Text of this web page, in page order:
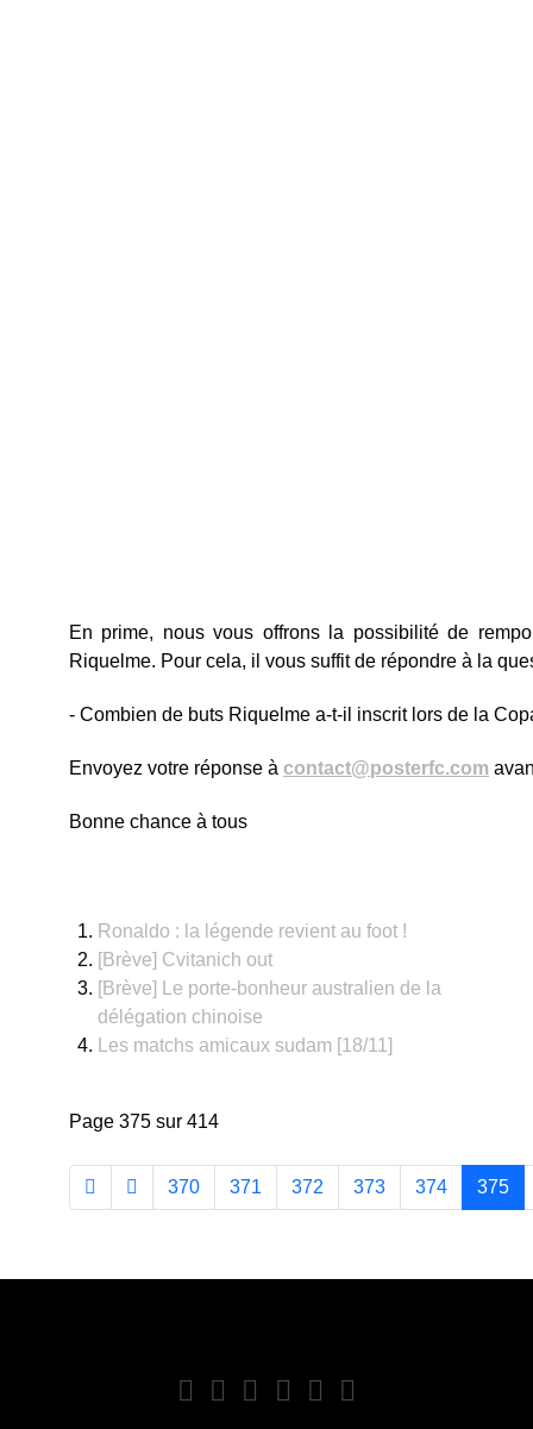
En prime, nous vous offrons la possibilité de
Riquelme. Pour cela, il vous suffit de répondre à la
- Combien de buts Riquelme a-t-il inscrit lors de la
Envoyez votre réponse à contact@posterfc.com
Bonne chance à tous
Ronaldo : la légende revient au foot !
[Brève] Cvitanich out
[Brève] Le porte-bonheur australien de la
délégation chinoise
Les matchs amicaux sudam [18/11]
Page 375 sur 414
370 371 372 373 374 375